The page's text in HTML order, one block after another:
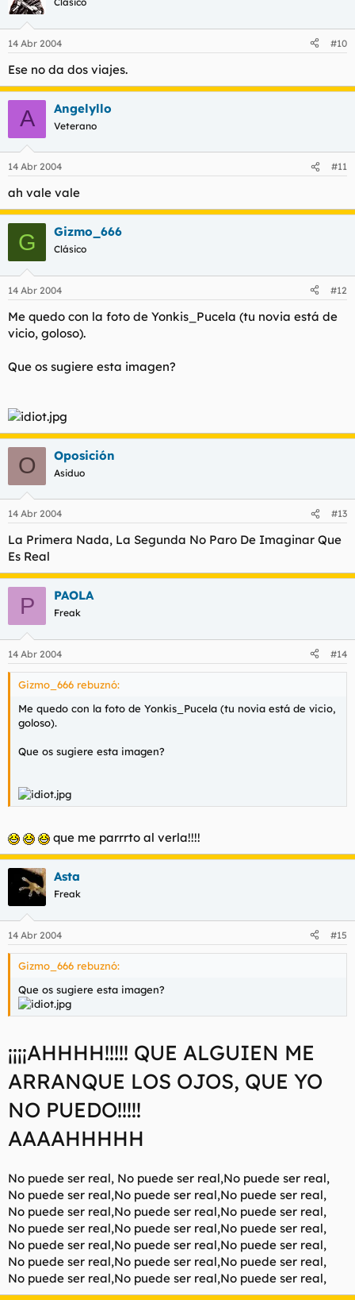
14 Abr 2004 #10
Ese no da dos viajes.
A Angelyllo
Veterano
14 Abr 2004 #11
ah vale vale
G Gizmo_666
Clásico
14 Abr 2004 #12
Me quedo con la foto de Yonkis_Pucela (tu novia está de
vicio, goloso).
Que os sugiere esta imagen?
O Oposición
Asiduo
14 Abr 2004 #13
La Primera Nada, La Segunda No Paro De Imaginar Que
Es Real
P PAOLA
Freak
14 Abr 2004 #14
Gizmo_666 rebuznó:
Me quedo con la foto de Yonkis_Pucela (tu novia está de vicio,
goloso).
Que os sugiere esta imagen?
que me parrrto al verla!!!!
Asta
Freak
14 Abr 2004 #15
Gizmo_666 rebuznó:
Que os sugiere esta imagen?
¡¡¡¡AHHHH!!!!! QUE ALGUIEN ME
ARRANQUE LOS OJOS, QUE YO
NO PUEDO!!!!!
AAAAHHHHH
No puede ser real, No puede ser real,No puede ser real,
No puede ser real,No puede ser real,No puede ser real,
No puede ser real,No puede ser real,No puede ser real,
No puede ser real,No puede ser real,No puede ser real,
No puede ser real,No puede ser real,No puede ser real,
No puede ser real,No puede ser real,No puede ser real,
No puede ser real,No puede ser real,No puede ser real,